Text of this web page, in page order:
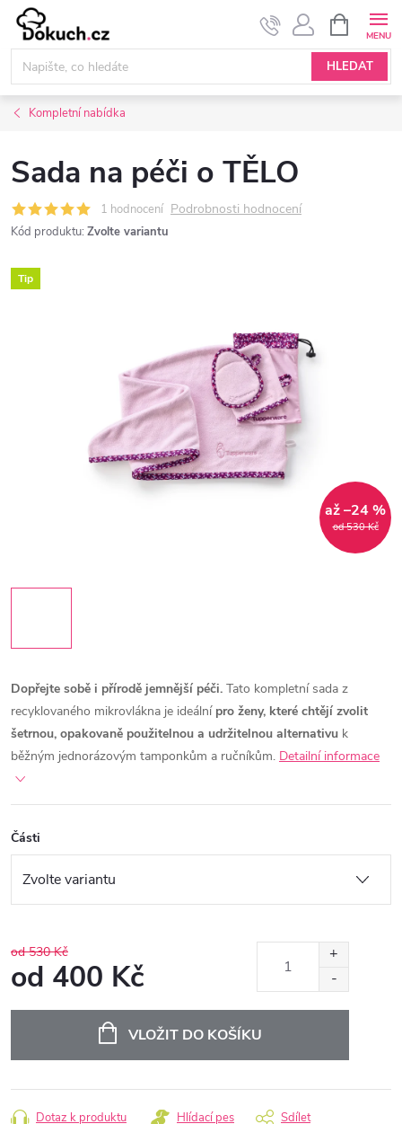
Přejít
obsah
HLEDAT
NÁKUPNÍ
KOŠÍK
Kompletní nabídka
Sada na péči o TĚLO
1 hodnocení Podrobnosti hodnocení
Kód produktu: Zvolte variantu
Tip
od 530 Kč
až –24 %
Dopřejte sobě i přírodě jemnější péči. Tato kompletní sada z
recyklovaného mikrovlákna je ideální pro ženy, které chtějí zvolit
šetrnou, opakovaně použitelnou a udržitelnou alternativu k
běžným jednorázovým tamponkům a ručníkům. Detailní informace
Části
od 530 Kč
od 400 Kč
VLOŽIT DO KOŠÍKU
Dotaz k produktu Hlídací pes Sdílet